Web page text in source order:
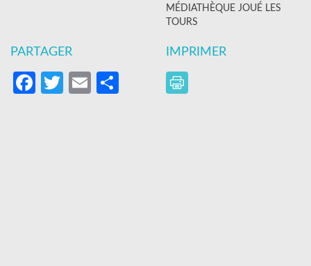
MÉDIATHÈQUE JOUÉ LES
TOURS
PARTAGER
Facebook
Twitter
EmailPartager
IMPRIMER